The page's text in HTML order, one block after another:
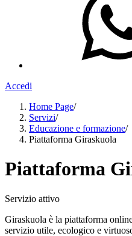
Accedi
Home Page/
Servizi/
Educazione e formazione/
Piattaforma Giraskuola
Piattaforma
Servizio attivo
Giraskuola è la piattaforma
servizio utile, ecologico e